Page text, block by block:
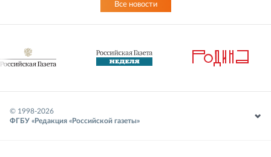
Все новости
© 1998-2026
ФГБУ «Редакция «Российской газеты»